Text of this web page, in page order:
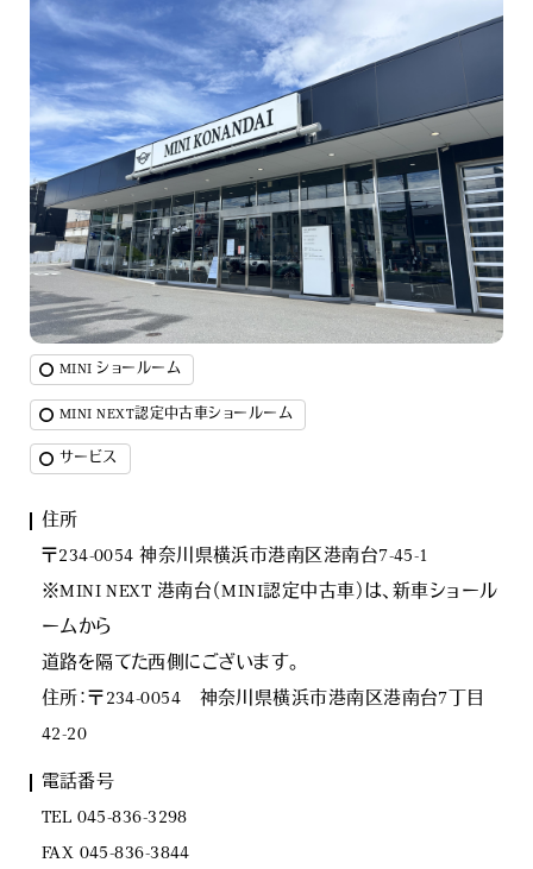
MINI ショールーム
MINI NEXT認定中古車ショールーム
サービス
住所
〒234-0054 神奈川県横浜市港南区港南台7-45-1
※MINI NEXT 港南台（MINI認定中古車）は、新車ショール
ームから
道路を隔てた西側にございます。
住所：〒234-0054 神奈川県横浜市港南区港南台7丁目
42-20
電話番号
TEL 045-836-3298
FAX 045-836-3844